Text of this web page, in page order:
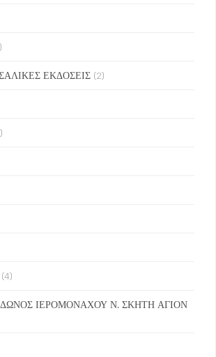
ΕΚΔΟΣΕΙΣ (2)
(4)
ΙΕΡΟΜΟΝΑΧΟΥ Ν. ΣΚΗΤΗ ΑΓΙΟΝ